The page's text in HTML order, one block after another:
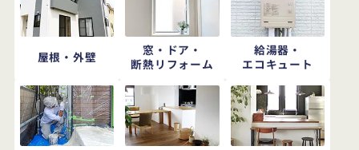
屋根・外壁
窓・ドア・
断熱リフォーム
給湯器・
エコキュート